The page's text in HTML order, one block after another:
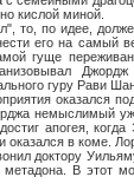
кислой миной.
идее, должен
его на самый
гуще
гуру Рави
оказался под
немыслимый
достиг апогея,
оказался в коме.
доктору
метадона. В этот